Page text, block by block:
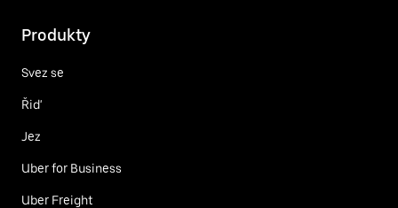
Produkty
Svez se
Řiď
Jez
Uber for Business
Uber Freight